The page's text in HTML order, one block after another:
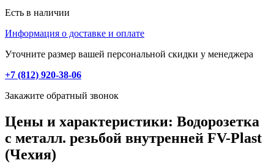
Есть в наличии
Информация о доставке и оплате
Уточните размер вашей персональной скидки у менеджера
+7 (812) 920-38-06
Закажите обратный звонок
Цены и характеристики: Водорозетка
с металл. резьбой внутренней FV-Plast
(Чехия)